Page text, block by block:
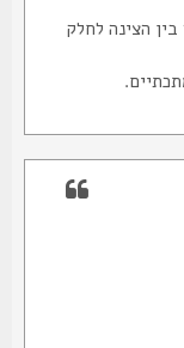
הצינה לחלק